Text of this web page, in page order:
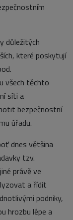
důležitých
které poskytují
všech těchto
síti a
bezpečnostní
úřadu.
dnes většina
tzv.
právě ve
a řídit
podniky,
hrozbu lépe a